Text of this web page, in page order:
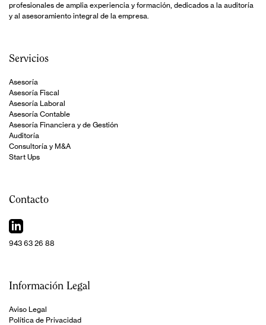
profesionales de amplia experiencia y formación, dedicados a la auditoría
y al asesoramiento integral de la empresa.
Servicios
Asesoría
Asesoría Fiscal
Asesoría Laboral
Asesoría Contable
Asesoría Financiera y de Gestión
Auditoría
Consultoría y M&A
Start Ups
Contacto
943 63 26 88
Información Legal
Aviso Legal
Política de Privacidad